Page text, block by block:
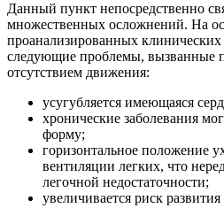
Данный пункт непосредственно
множественных осложнений. На
проанализированных
следующие проблемы, вызванные
отсутствием движения:
усугубляется имеющаяся
хронические заболевания
форму;
горизонтальное положение
вентиляции легких, что
легочной недостаточности;
увеличивается риск